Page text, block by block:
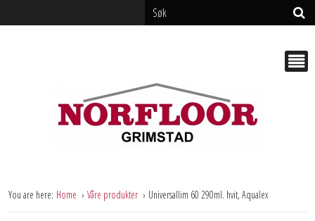
You are here: Home Våre produkter Universallim 60 290ml. hvit, Aqualex